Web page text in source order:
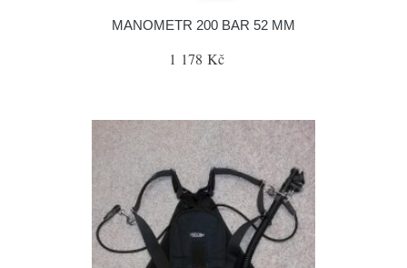
MANOMETR 200 BAR 52 MM
1 178 Kč